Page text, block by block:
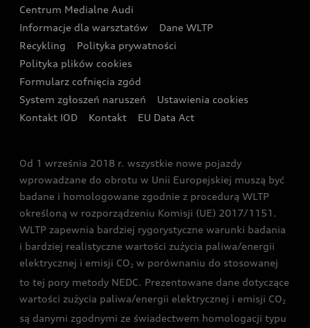
Oferta dla klientów prywatnych
Kalkulator rat
Ubezpieczenie
Audi exclusive
Zasięg
Katalog online akcesoriów
Audi i Muzeum Sztuki Nowoczesnej w Warszawie
Audi driving experience
Audi quattro Cup
Audi i Puchar Świata w Skokach Narciarskich w
Zakopanem
Centrum Medialne Audi
Informacje dla warsztatów
Dane WLTP
Recykling
Polityka prywatności
Polityka plików cookies
Formularz cofnięcia zgód
System zgłoszeń naruszeń
Ustawienia cookies
Kontakt IOD
Kontakt EU Data Act
Od 1 września 2018 r. wszystkie nowe pojazdy
wprowadzane do obrotu w Unii Europejskiej muszą być
badane i homologowane zgodnie z procedurą WLTP
określoną w rozporządzeniu Komisji (UE) 2017/1151.
WLTP zapewnia bardziej rygorystyczne warunki badania
i bardziej realistyczne wartości zużycia paliwa/energii
elektrycznej i emisji CO2 w porównaniu do stosowanej
to tej pory metody NEDC. Prezentowane dane dotyczące
wartości zużycia paliwa/energii elektrycznej i emisji CO2
są danymi zgodnymi ze świadectwem homologacji typu